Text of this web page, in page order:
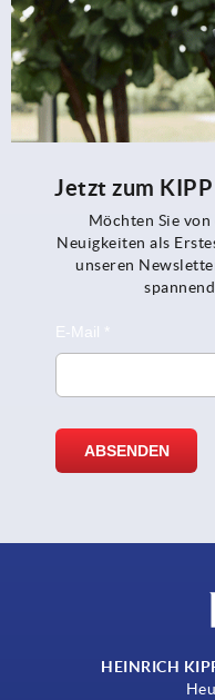
Jetzt zum
Möchten Sie
Neuigkeiten als
unseren
HEINRICH